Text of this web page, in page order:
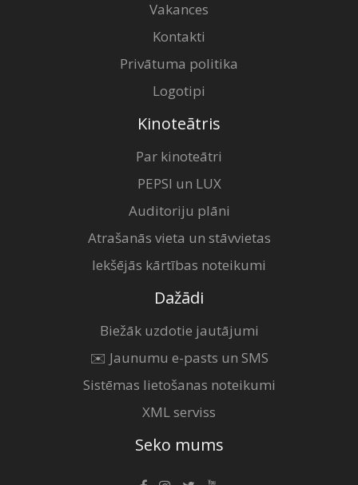
Vakances
Kontakti
Privātuma politika
Logotipi
Kinoteātris
Par kinoteātri
PEPSI un LUX
Auditoriju plāni
Atrašanās vieta un stāvvietas
Iekšējās kārtības noteikumi
Dažādi
Biežāk uzdotie jautājumi
✉️ Jaunumu e-pasts un SMS
Sistēmas lietošanas noteikumi
XML serviss
Seko mums